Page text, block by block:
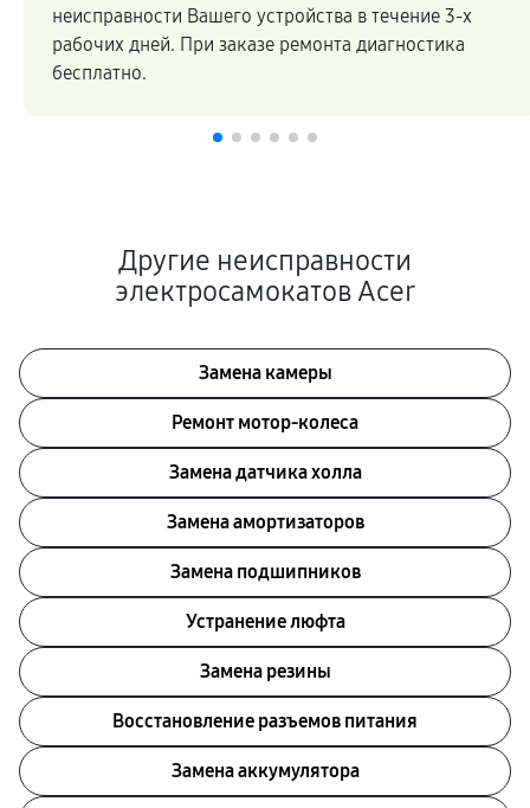
неисправности Вашего устройства в течение 3-х
рабочих дней. При заказе ремонта диагностика
бесплатно.
Другие неисправности
электросамокатов Acer
Замена камеры
Ремонт мотор-колеса
Замена датчика холла
Замена амортизаторов
Замена подшипников
Устранение люфта
Замена резины
Восстановление разъемов питания
Замена аккумулятора